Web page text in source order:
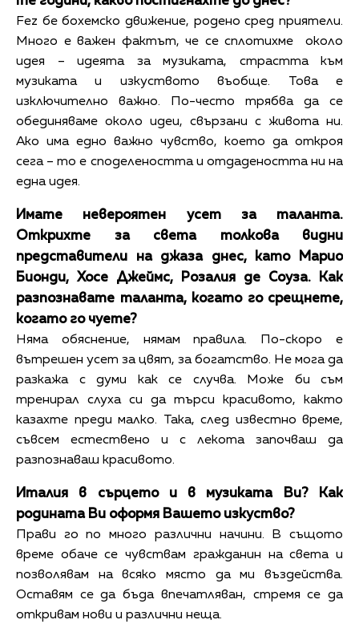
Fez бе бохемско движение, родено сред приятели.
Много е важен фактът, че се сплотихме около
идея – идеята за музиката, страстта към
музиката и изкуството въобще. Това е
изключително важно. По-често трябва да се
обединяваме около идеи, свързани с живота ни.
Ако има едно важно чувство, което да откроя
сега – то е споделеността и отдадеността ни на
една идея.
Имате невероятен усет за таланта.
Открихте за света толкова видни
представители на джаза днес, като Марио
Бионди, Хосе Джеймс, Розалия де Соуза. Как
разпознавате таланта, когато го срещнете,
когато го чуете?
Няма обяснение, нямам правила. По-скоро е
вътрешен усет за цвят, за богатство. Не мога да
разкажа с думи как се случва. Може би съм
тренирал слуха си да търси красивото, както
казахте преди малко. Така, след известно време,
съвсем естествено и с лекота започваш да
разпознаваш красивото.
Италия в сърцето и в музиката Ви? Как
родината Ви оформя Вашето изкуство?
Прави го по много различни начини. В същото
време обаче се чувствам гражданин на света и
позволявам на всяко място да ми въздейства.
Оставям се да бъда впечатляван, стремя се да
откривам нови и различни неща.